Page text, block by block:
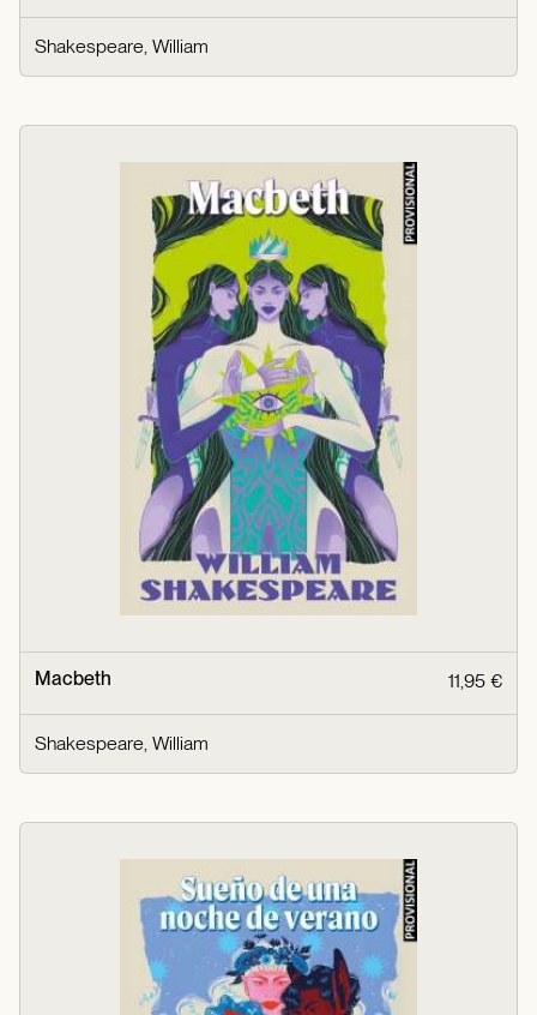
Shakespeare, William
Macbeth 11,95 €
Shakespeare, William